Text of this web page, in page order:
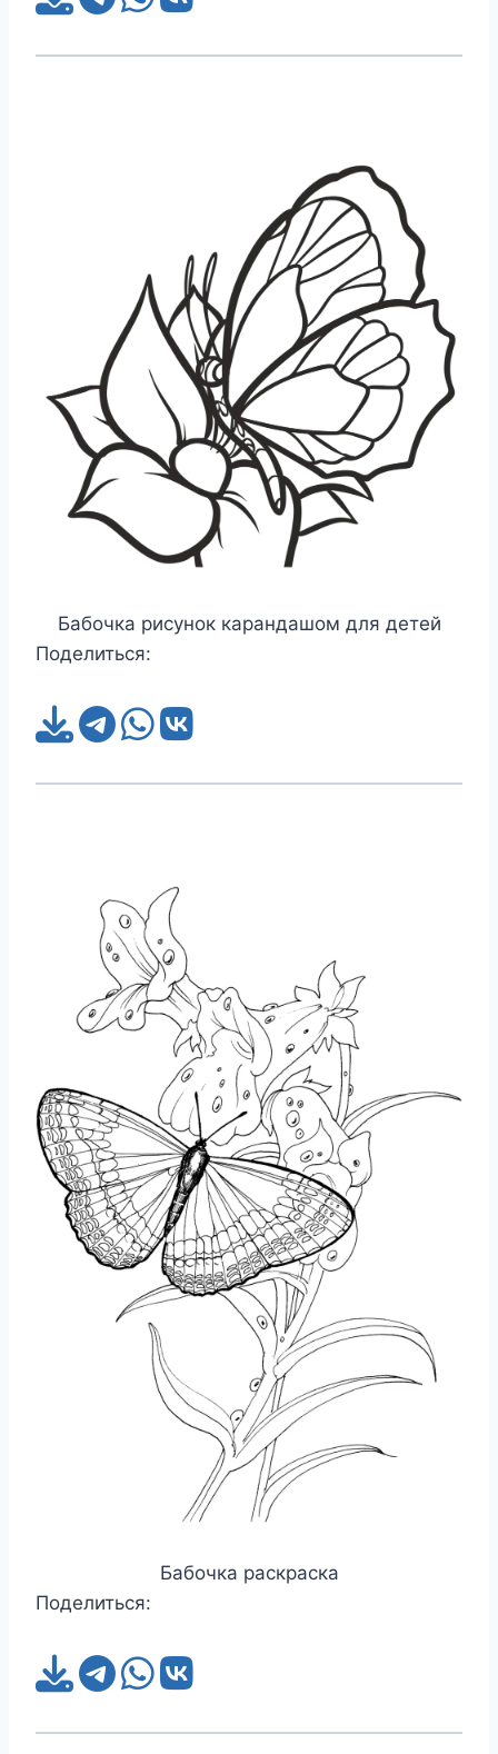
Бабочка рисунок карандашом для детей
Поделиться:
Бабочка раскраска
Поделиться: